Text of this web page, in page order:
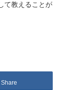
て教えることが
Share